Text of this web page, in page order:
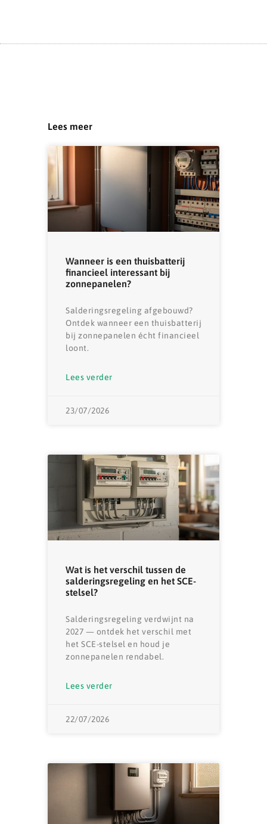
Lees meer
Wanneer is een thuisbatterij
financieel interessant bij
zonnepanelen?
Salderingsregeling afgebouwd?
Ontdek wanneer een thuisbatterij
bij zonnepanelen écht financieel
loont.
Lees verder
23/07/2026
Wat is het verschil tussen de
salderingsregeling en het SCE-
stelsel?
Salderingsregeling verdwijnt na
2027 — ontdek het verschil met
het SCE-stelsel en houd je
zonnepanelen rendabel.
Lees verder
22/07/2026